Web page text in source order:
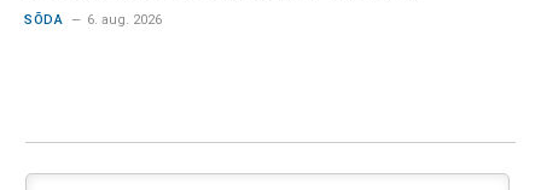
SÕDA 6. aug. 2026